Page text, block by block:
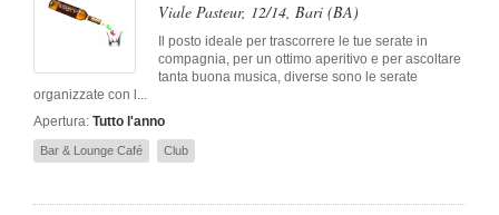
Viale Pasteur, 12/14, Bari (BA)
Il posto ideale per trascorrere le tue serate in
compagnia, per un ottimo aperitivo e per ascoltare
tanta buona musica, diverse sono le serate
organizzate con l...
Apertura: Tutto l'anno
Bar & Lounge Café Club